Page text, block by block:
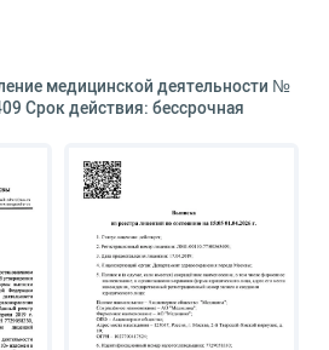
медицинской деятельности №
Срок действия: бессрочная